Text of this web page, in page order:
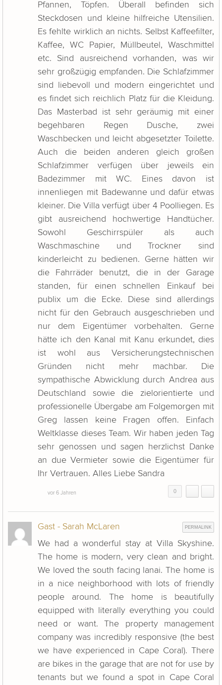
Pfannen, Töpfen. Überall befinden sich
Steckdosen und kleine hilfreiche Utensilien.
Es fehlte wirklich an nichts. Selbst Kaffeefilter,
Kaffee, WC Papier, Müllbeutel, Waschmittel
etc. Sind ausreichend vorhanden, was wir
sehr großzügig empfanden. Die Schlafzimmer
sind liebevoll und modern eingerichtet und
es findet sich reichlich Platz für die Kleidung.
Das Masterbad ist sehr geräumig mit einer
begehbaren Regen Dusche, zwei
Waschbecken und leicht abgesetzter Toilette.
Auch die beiden anderen gleich großen
Schlafzimmer verfügen über jeweils ein
Badezimmer mit WC. Eines davon ist
innenliegen mit Badewanne und dafür etwas
kleiner. Die Villa verfügt über 4 Poolliegen. Es
gibt ausreichend hochwertige Handtücher.
Sowohl Geschirrspüler als auch
Waschmaschine und Trockner sind
kinderleicht zu bedienen. Gerne hätten wir
die Fahrräder benutzt, die in der Garage
standen, für einen schnellen Einkauf bei
publix um die Ecke. Diese sind allerdings
nicht für den Gebrauch ausgeschrieben und
nur dem Eigentümer vorbehalten. Gerne
hätte ich den Kanal mit Kanu erkundet, dies
ist wohl aus Versicherungstechnischen
Gründen nicht mehr machbar. Die
sympathische Abwicklung durch Andrea aus
Deutschland sowie die zielorientierte und
professionelle Übergabe am Folgemorgen mit
Greg lassen keine Fragen offen. Einfach
Weltklasse dieses Team. Wir haben jeden Tag
sehr genossen und sagen herzlichst Danke
an due Vermieter sowie die Eigentümer für
Ihr Vertrauen. Alles Liebe Sandra
vor 6 Jahren 0
Gast - Sarah McLaren PERMALINK
We had a wonderful stay at Villa Skyshine.
The home is modern, very clean and bright.
We loved the south facing lanai. The home is
in a nice neighborhood with lots of friendly
people around. The home is beautifully
equipped with literally everything you could
need or want. The property management
company was incredibly responsive (the best
we have experienced in Cape Coral). There
are bikes in the garage that are not for use by
tenants but we found a spot in Cape Coral